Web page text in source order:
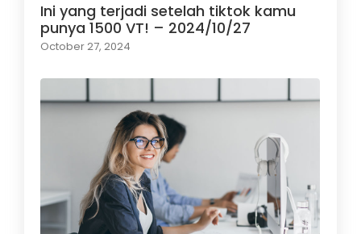
Ini yang terjadi setelah tiktok kamu
punya 1500 VT! – 2024/10/27
October 27, 2024